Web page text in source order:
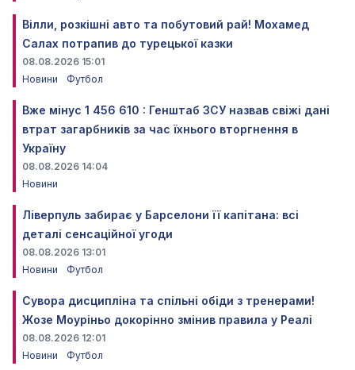
Вілли, розкішні авто та побутовий рай! Мохамед
Салах потрапив до турецької казки
08.08.2026 15:01
Новини
Футбол
Вже мінус 1 456 610 : Генштаб ЗСУ назвав свіжі дані
втрат загарбників за час їхнього вторгнення в
Україну
08.08.2026 14:04
Новини
Ліверпуль забирає у Барселони її капітана: всі
деталі сенсаційної угоди
08.08.2026 13:01
Новини
Футбол
Сувора дисципліна та спільні обіди з тренерами!
Жозе Моуріньо докорінно змінив правила у Реалі
08.08.2026 12:01
Новини
Футбол